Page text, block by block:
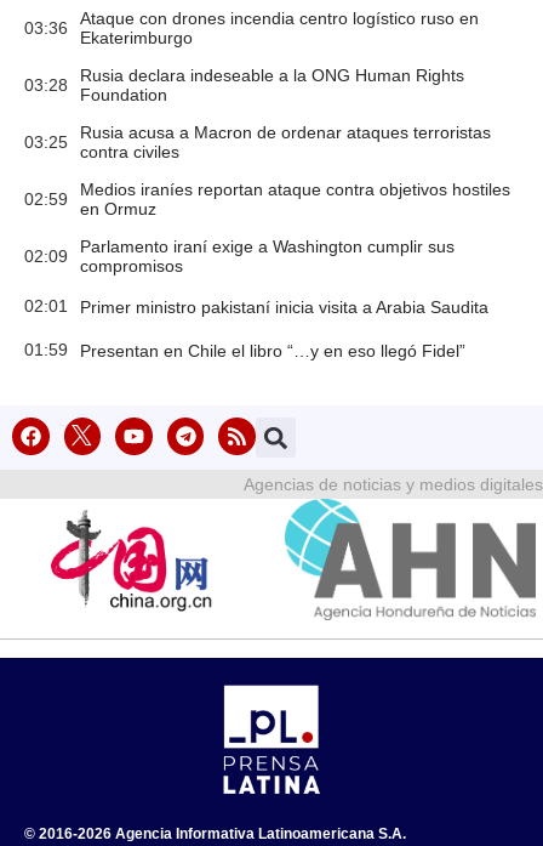
03:36
Ataque con drones incendia centro logístico ruso en
Ekaterimburgo
03:28
Rusia declara indeseable a la ONG Human Rights
Foundation
03:25
Rusia acusa a Macron de ordenar ataques terroristas
contra civiles
02:59
Medios iraníes reportan ataque contra objetivos hostiles
en Ormuz
02:09
Parlamento iraní exige a Washington cumplir sus
compromisos
02:01 Primer ministro pakistaní inicia visita a Arabia Saudita
01:59 Presentan en Chile el libro “…y en eso llegó Fidel”
Agencias de noticias y medios digitales
© 2016-2026 Agencia Informativa Latinoamericana S.A.